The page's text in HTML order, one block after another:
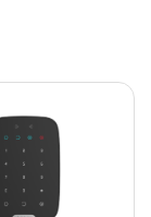
სხვა
როზეტებს.